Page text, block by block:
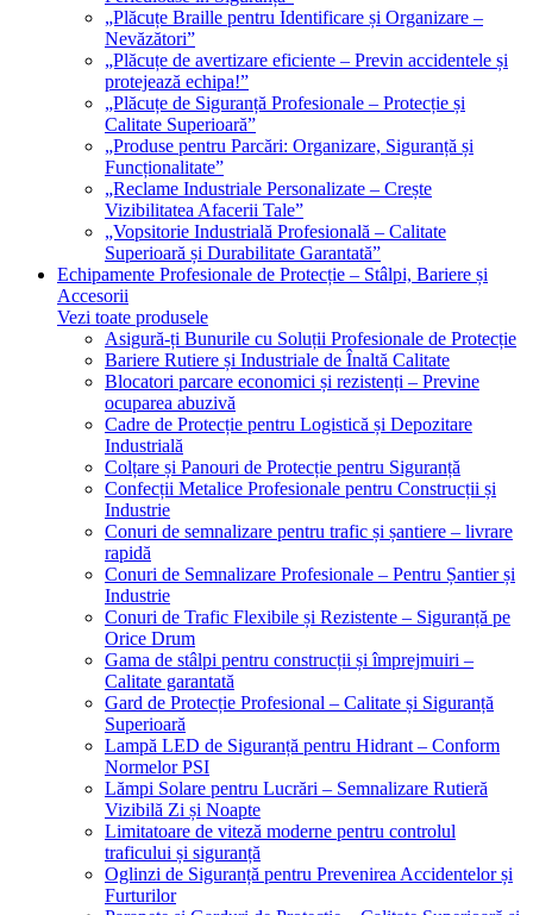
„Plăcuțe Braille pentru Identificare și Organizare –
Nevăzători”
„Plăcuțe de avertizare eficiente – Previn accidentele și
protejează echipa!”
„Plăcuțe de Siguranță Profesionale – Protecție și
Calitate Superioară”
„Produse pentru Parcări: Organizare, Siguranță și
Funcționalitate”
„Reclame Industriale Personalizate – Crește
Vizibilitatea Afacerii Tale”
„Vopsitorie Industrială Profesională – Calitate
Superioară și Durabilitate Garantată”
Echipamente Profesionale de Protecție – Stâlpi, Bariere și
Accesorii
Vezi toate produsele
Asigură-ți Bunurile cu Soluții Profesionale de Protecție
Bariere Rutiere și Industriale de Înaltă Calitate
Blocatori parcare economici și rezistenți – Previne
ocuparea abuzivă
Cadre de Protecție pentru Logistică și Depozitare
Industrială
Colțare și Panouri de Protecție pentru Siguranță
Confecții Metalice Profesionale pentru Construcții și
Industrie
Conuri de semnalizare pentru trafic și șantiere – livrare
rapidă
Conuri de Semnalizare Profesionale – Pentru Șantier și
Industrie
Conuri de Trafic Flexibile și Rezistente – Siguranță pe
Orice Drum
Gama de stâlpi pentru construcții și împrejmuiri –
Calitate garantată
Gard de Protecție Profesional – Calitate și Siguranță
Superioară
Lampă LED de Siguranță pentru Hidrant – Conform
Normelor PSI
Lămpi Solare pentru Lucrări – Semnalizare Rutieră
Vizibilă Zi și Noapte
Limitatoare de viteză moderne pentru controlul
traficului și siguranță
Oglinzi de Siguranță pentru Prevenirea Accidentelor și
Furturilor